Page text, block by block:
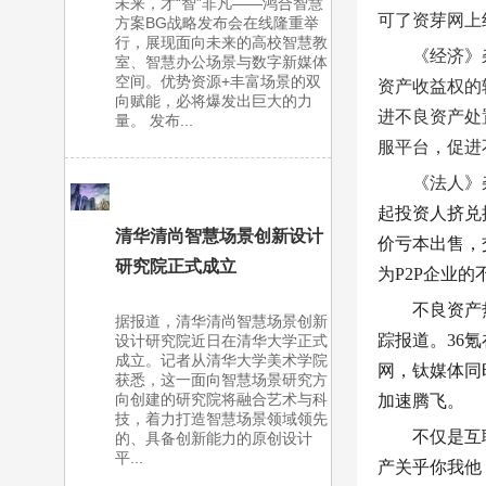
方案BG战略发布会在线隆重举
行，展现面向未来的高校智慧教
室、智慧办公场景与数字新媒体
空间。优势资源+丰富场景的双
向赋能，必将爆发出巨大的力
量。 发布...
清华清尚智慧场景创新设计
研究院正式成立
据报道，清华清尚智慧场景创新
设计研究院近日在清华大学正式
成立。记者从清华大学美术学院
获悉，这一面向智慧场景研究方
向创建的研究院将融合艺术与科
技，着力打造智慧场景领域领先
的、具备创新能力的原创设计
平...
可了资芽网
《经济
资产收益权
进不良资产
服平台，促
《法人
起投资人挤
价亏本出售
为P2P企业的
不良资产
踪报道。36
网，钛媒体
加速腾飞。
不仅是
产关乎你我